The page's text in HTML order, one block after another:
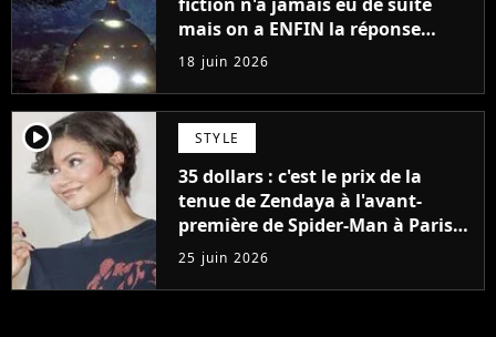
mais on a ENFIN la réponse
qu'on attendait tous
18 juin 2026
player2 STYLE
35 dollars : c'est le prix de la
tenue de Zendaya à l'avant-
première de Spider-Man à Paris,
"Le style n'a pas besoin de coûter
une fortune"
25 juin 2026